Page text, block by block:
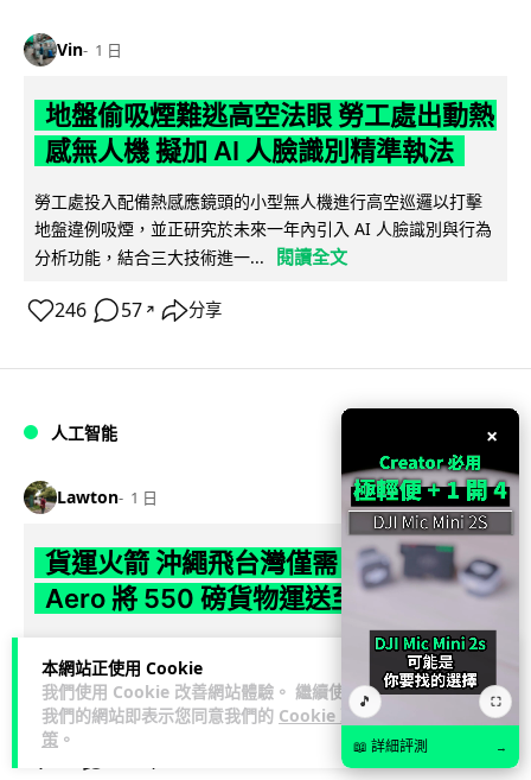
本網站正使用 Cookie
我們使用 Cookie 改善網站體驗。 繼續使用
我們的網站即表示您同意我們的 Cookie 政
策 。
Vin 1 日
地盤偷吸煙難逃高空法眼 勞工處出動熱
感無人機 擬加 AI 人臉識別精準執法
勞工處投入配備熱感應鏡頭的小型無人機進行高空巡邏以打擊
地盤違例吸煙，並正研究於未來一年內引入 AI 人臉識別與行為
分析功能，結合三大技術進一...
閱讀全文
246 57 ↗ 分享
人工智能
Lawton 1 日
貨運火箭 沖繩飛台灣僅需 15 分鐘 Hop
Aero 將 550 磅貨物運送至 725 公里外
【真正用火箭送貨】美國初創 Hop Aero 公開自動駕駛貨運火
箭，聲稱可在 15 分鐘內將 250 公斤物資投送 750 公里外，並
以沖繩... 閱讀全文
×
🎵 ⛶
📖 詳細評測 →